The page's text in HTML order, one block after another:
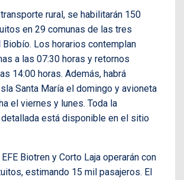
rural, se habilitarán 150
en 29 comunas de las tres
Los horarios contemplan
a las 07:30 horas y retornos
14:00 horas. Además, habrá
Santa María el domingo y avioneta
el viernes y lunes. Toda la
está disponible en el sitio
Biotren y Corto Laja operarán con
estimando 15 mil pasajeros. El